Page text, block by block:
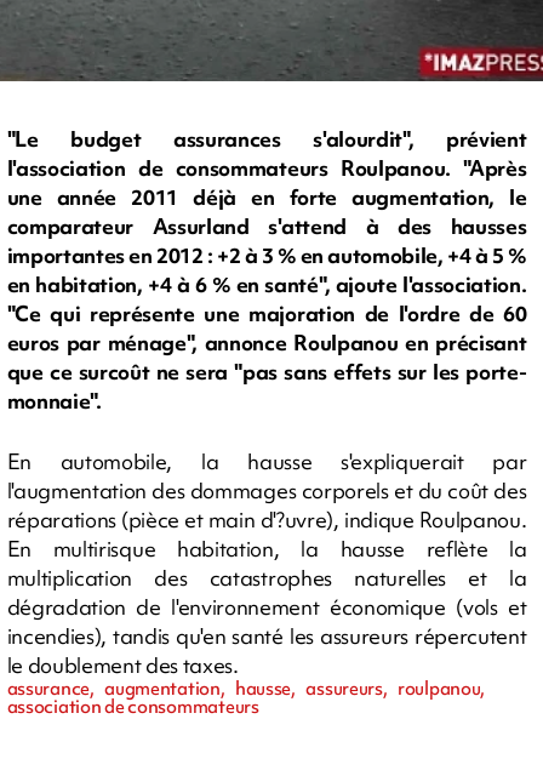
"Le budget assurances s'alourdit", prévient
l'association de consommateurs Roulpanou. "Après
une année 2011 déjà en forte augmentation, le
comparateur Assurland s'attend à des hausses
importantes en 2012 : +2 à 3 % en automobile, +4 à 5 %
en habitation, +4 à 6 % en santé", ajoute l'association.
"Ce qui représente une majoration de l'ordre de 60
euros par ménage", annonce Roulpanou en précisant
que ce surcoût ne sera "pas sans effets sur les porte-
monnaie".
En automobile, la hausse s'expliquerait par
l'augmentation des dommages corporels et du coût des
réparations (pièce et main d'?uvre), indique Roulpanou.
En multirisque habitation, la hausse reflète la
multiplication des catastrophes naturelles et la
dégradation de l'environnement économique (vols et
incendies), tandis qu'en santé les assureurs répercutent
le doublement des taxes.
assurance, augmentation, hausse, assureurs, roulpanou,
association de consommateurs